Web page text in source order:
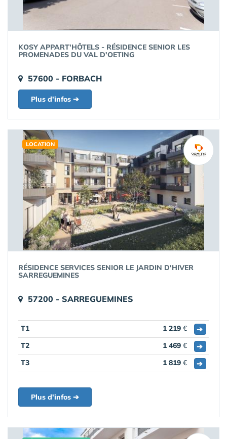
KOSY APPART'HÔTELS - RÉSIDENCE SENIOR LES
PROMENADES DU VAL D'OETING
57600 - FORBACH
Plus d'infos ➔
LOCATION
RÉSIDENCE SERVICES SENIOR LE JARDIN D'HIVER
SARREGUEMINES
57200 - SARREGUEMINES
T1 1 219 €
➔
T2
1 469 €
➔
T3
1 819 € ➔
Plus d'infos ➔